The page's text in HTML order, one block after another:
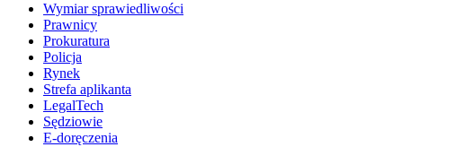
Wymiar sprawiedliwości
Prawnicy
Prokuratura
Policja
Rynek
Strefa aplikanta
LegalTech
Sędziowie
E-doręczenia